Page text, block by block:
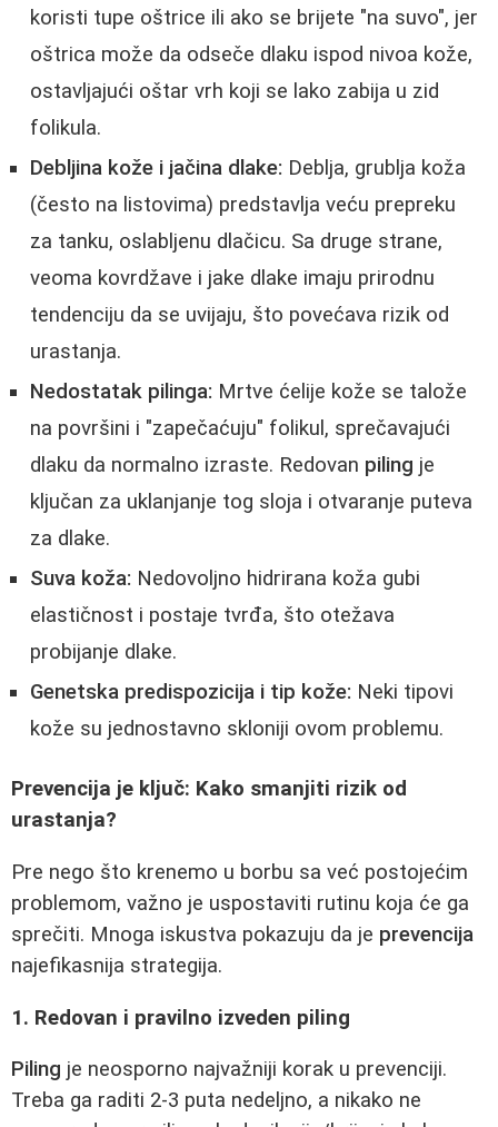
koristi tupe oštrice ili ako se brijete "na suvo", jer
oštrica može da odseče dlaku ispod nivoa kože,
ostavljajući oštar vrh koji se lako zabija u zid
folikula.
Debljina kože i jačina dlake: Deblja, grublja koža
(često na listovima) predstavlja veću prepreku
za tanku, oslabljenu dlačicu. Sa druge strane,
veoma kovrdžave i jake dlake imaju prirodnu
tendenciju da se uvijaju, što povećava rizik od
urastanja.
Nedostatak pilinga: Mrtve ćelije kože se talože
na površini i "zapečaćuju" folikul, sprečavajući
dlaku da normalno izraste. Redovan piling je
ključan za uklanjanje tog sloja i otvaranje puteva
za dlake.
Suva koža: Nedovoljno hidrirana koža gubi
elastičnost i postaje tvrđa, što otežava
probijanje dlake.
Genetska predispozicija i tip kože: Neki tipovi
kože su jednostavno skloniji ovom problemu.
Prevencija je ključ: Kako smanjiti rizik od
urastanja?
Pre nego što krenemo u borbu sa već postojećim
problemom, važno je uspostaviti rutinu koja će ga
sprečiti. Mnoga iskustva pokazuju da je prevencija
najefikasnija strategija.
1. Redovan i pravilno izveden piling
Piling je neosporno najvažniji korak u prevenciji.
Treba ga raditi 2-3 puta nedeljno, a nikako ne